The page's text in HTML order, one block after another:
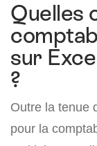
Quelles
sur
?
Outre la tenue
pour la